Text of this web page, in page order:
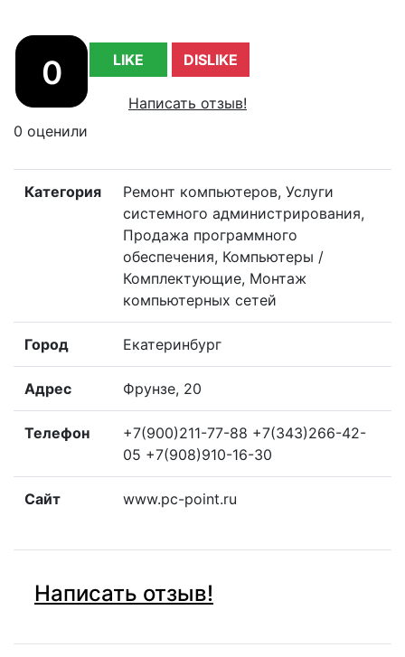
0 LIKE DISLIKE
Написать отзыв!
0 оценили
Категория
Ремонт компьютеров, Услуги
системного администрирования,
Продажа программного
обеспечения, Компьютеры /
Комплектующие, Монтаж
компьютерных сетей
Город Екатеринбург
Адрес Фрунзе, 20
Телефон
+7(900)211-77-88 +7(343)266-42-
05 +7(908)910-16-30
Сайт www.pc-point.ru
Написать отзыв!